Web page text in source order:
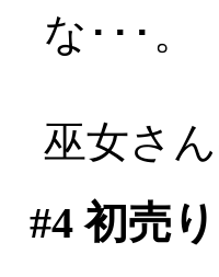
な･･･。
巫女さ
#4初売り